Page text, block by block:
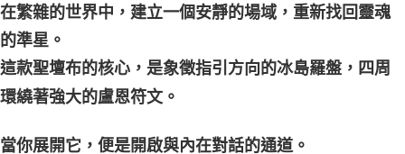
付款後門市自取
免運費
在繁雜的世界中，建立一個安靜的場域，重新找回靈魂
的準星。
這款聖壇布的核心，是象徵指引方向的冰島羅盤，四周
環繞著強大的盧恩符文。
當你展開它，便是開啟與內在對話的通道。